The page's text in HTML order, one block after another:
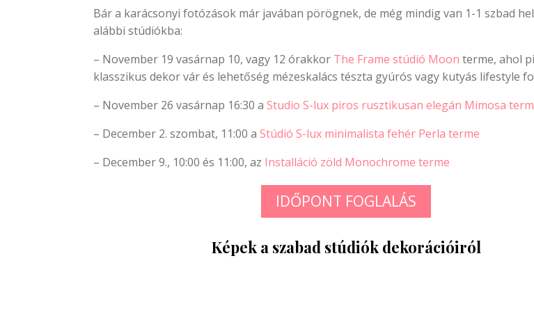
Bár a karácsonyi fotózások már javában pörögnek, de még mindig van 1-1 szbad
alábbi stúdiókba:
– November 19 vasárnap 10, vagy 12 órakkor The Frame stúdió Moon terme, ahol
klasszikus dekor vár és lehetőség mézeskalács tészta gyúrós vagy kutyás lifestyle
– November 26 vasárnap 16:30 aStudio S-lux piros rusztikusan elegán Mimosa
– December 2. szombat, 11:00 aStúdió S-lux minimalista fehér Perla terme
– December 9., 10:00 és 11:00, az Installáció zöld Monochrome terme
IDŐPONT FOGLALÁS
Képek a szabad stúdiók dekorációiról